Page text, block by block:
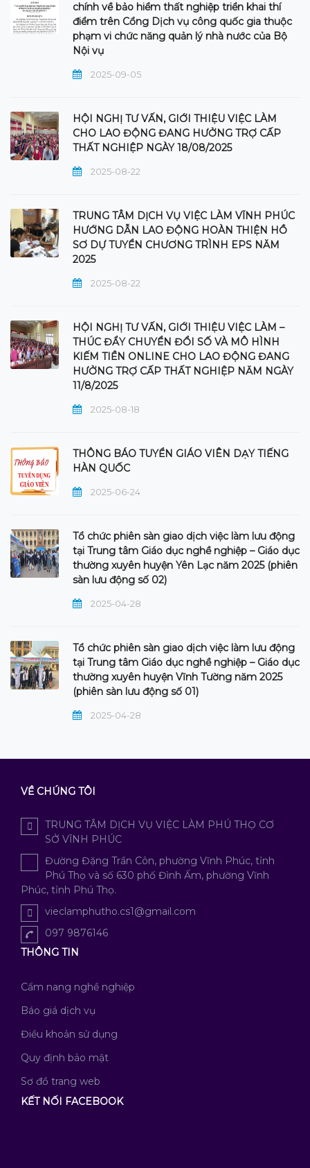
chính về bảo hiểm thất nghiệp triển khai thí
điểm trên Cổng Dịch vụ công quốc gia thuộc
phạm vi chức năng quản lý nhà nước của Bộ
Nội vụ
2025-09-05
HỘI NGHỊ TƯ VẤN, GIỚI THIỆU VIỆC LÀM
CHO LAO ĐỘNG ĐANG HƯỞNG TRỢ CẤP
THẤT NGHIỆP NGÀY 18/08/2025
2025-08-22
TRUNG TÂM DỊCH VỤ VIỆC LÀM VĨNH PHÚC
HƯỚNG DẪN LAO ĐỘNG HOÀN THIỆN HỒ
SƠ DỰ TUYỂN CHƯƠNG TRÌNH EPS NĂM
2025
2025-08-22
HỘI NGHỊ TƯ VẤN, GIỚI THIỆU VIỆC LÀM –
THÚC ĐẨY CHUYỂN ĐỔI SỐ VÀ MÔ HÌNH
KIẾM TIỀN ONLINE CHO LAO ĐỘNG ĐANG
HƯỞNG TRỢ CẤP THẤT NGHIỆP NĂM NGÀY
11/8/2025
2025-08-18
THÔNG BÁO TUYỂN GIÁO VIÊN DẠY TIẾNG
HÀN QUỐC
2025-06-24
Tổ chức phiên sàn giao dịch việc làm lưu động
tại Trung tâm Giáo dục nghề nghiệp – Giáo dục
thường xuyên huyện Yên Lạc năm 2025 (phiên
sàn lưu động số 02)
2025-04-28
Tổ chức phiên sàn giao dịch việc làm lưu động
tại Trung tâm Giáo dục nghề nghiệp – Giáo dục
thường xuyên huyện Vĩnh Tường năm 2025
(phiên sàn lưu động số 01)
2025-04-28
VỀ CHÚNG TÔI
TRUNG TÂM DỊCH VỤ VIỆC LÀM PHÚ THỌ CƠ
SỞ VĨNH PHÚC
Đường Đặng Trần Côn, phường Vĩnh Phúc, tỉnh
Phú Thọ và số 630 phố Đình Ấm, phường Vĩnh
Phúc, tỉnh Phú Thọ.
vieclamphutho.cs1@gmail.com
097 9876146
THÔNG TIN
Cẩm nang nghề nghiệp
Báo giá dịch vụ
Điều khoản sử dụng
Quy định bảo mật
Sơ đồ trang web
KẾT NỐI FACEBOOK